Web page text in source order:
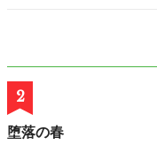
の実証作
「C.C.W.
I生成や外
筆者自身の
2
堕落の春